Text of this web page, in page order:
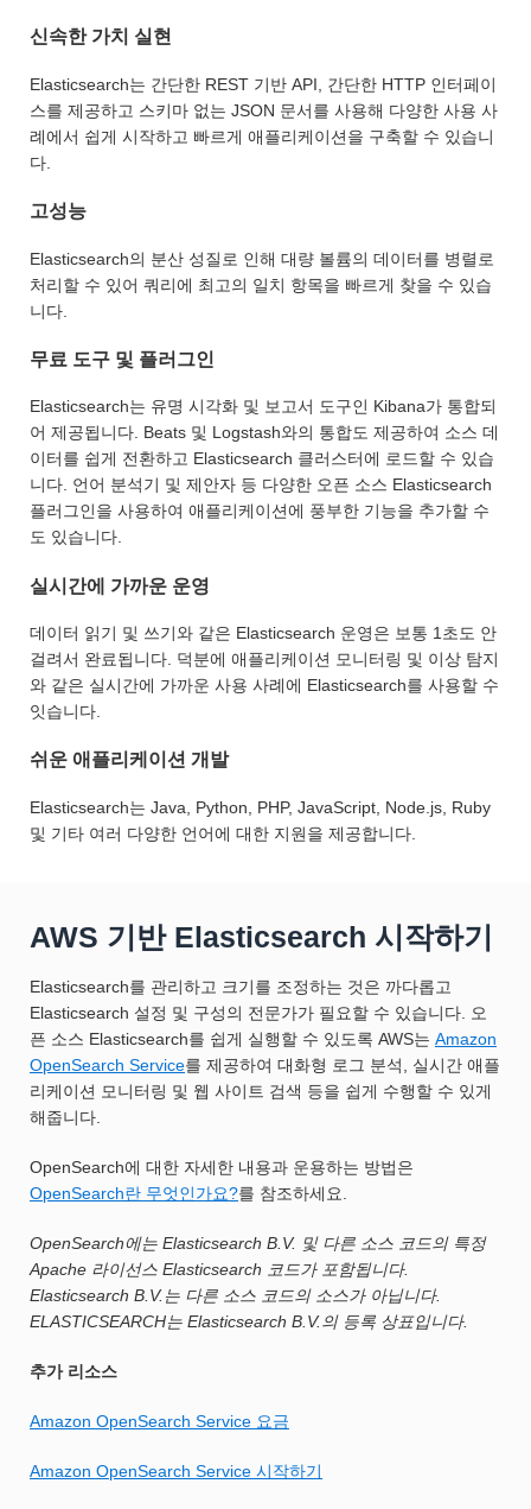
신속한 가치 실현
Elasticsearch는 간단한 REST 기반 API, 간단한 HTTP 인터페이
스를 제공하고 스키마 없는 JSON 문서를 사용해 다양한 사용 사
례에서 쉽게 시작하고 빠르게 애플리케이션을 구축할 수 있습니
다.
고성능
Elasticsearch의 분산 성질로 인해 대량 볼륨의 데이터를 병렬로
처리할 수 있어 쿼리에 최고의 일치 항목을 빠르게 찾을 수 있습
니다.
무료 도구 및 플러그인
Elasticsearch는 유명 시각화 및 보고서 도구인 Kibana가 통합되
어 제공됩니다. Beats 및 Logstash와의 통합도 제공하여 소스 데
이터를 쉽게 전환하고 Elasticsearch 클러스터에 로드할 수 있습
니다. 언어 분석기 및 제안자 등 다양한 오픈 소스 Elasticsearch
플러그인을 사용하여 애플리케이션에 풍부한 기능을 추가할 수
도 있습니다.
실시간에 가까운 운영
데이터 읽기 및 쓰기와 같은 Elasticsearch 운영은 보통 1초도 안
걸려서 완료됩니다. 덕분에 애플리케이션 모니터링 및 이상 탐지
와 같은 실시간에 가까운 사용 사례에 Elasticsearch를 사용할 수
잇습니다.
쉬운 애플리케이션 개발
Elasticsearch는 Java, Python, PHP, JavaScript, Node.js, Ruby
및 기타 여러 다양한 언어에 대한 지원을 제공합니다.
AWS 기반 Elasticsearch 시작하기
Elasticsearch를 관리하고 크기를 조정하는 것은 까다롭고
Elasticsearch 설정 및 구성의 전문가가 필요할 수 있습니다. 오
픈 소스 Elasticsearch를 쉽게 실행할 수 있도록 AWS는 Amazon
OpenSearch Service를 제공하여 대화형 로그 분석, 실시간 애플
리케이션 모니터링 및 웹 사이트 검색 등을 쉽게 수행할 수 있게
해줍니다.
OpenSearch에 대한 자세한 내용과 운용하는 방법은
OpenSearch란 무엇인가요?를 참조하세요.
OpenSearch에는 Elasticsearch B.V. 및 다른 소스 코드의 특정
Apache 라이선스 Elasticsearch 코드가 포함됩니다.
Elasticsearch B.V.는 다른 소스 코드의 소스가 아닙니다.
ELASTICSEARCH는 Elasticsearch B.V.의 등록 상표입니다.
추가 리소스
Amazon OpenSearch Service 요금
Amazon OpenSearch Service 시작하기